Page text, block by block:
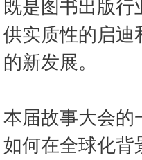
既是图书出版
供实质性的启迪
的新发展。
本届故事大会的
如何在全球化背